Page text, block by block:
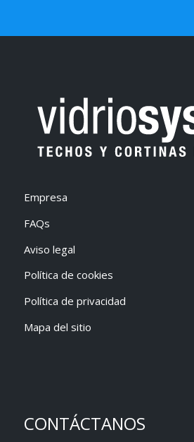
Empresa
FAQs
Aviso legal
Política de cookies
Política de privacidad
Mapa del sitio
CONTÁCTANOS